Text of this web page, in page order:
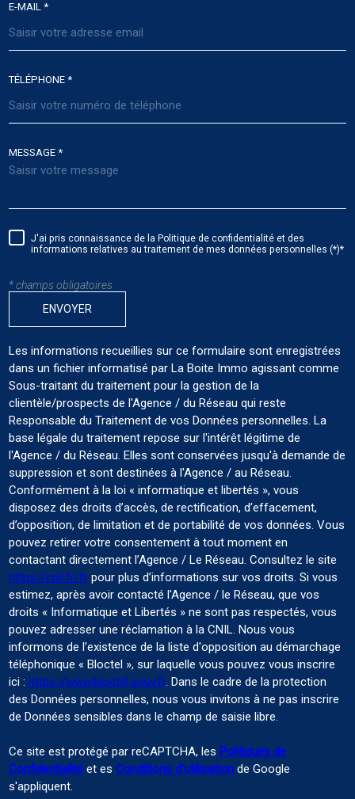
E-MAIL *
TÉLÉPHONE *
MESSAGE *
J'ai pris connaissance de la Politique de confidentialité et des
informations relatives au traitement de mes données personnelles (*)*
* champs obligatoires
ENVOYER
Les informations recueillies sur ce formulaire sont enregistrées
dans un fichier informatisé par La Boite Immo agissant comme
Sous-traitant du traitement pour la gestion de la
clientèle/prospects de l'Agence / du Réseau qui reste
Responsable du Traitement de vos Données personnelles. La
base légale du traitement repose sur l'intérêt légitime de
l'Agence / du Réseau. Elles sont conservées jusqu'à demande de
suppression et sont destinées à l'Agence / au Réseau.
Conformément à la loi « informatique et libertés », vous
disposez des droits d’accès, de rectification, d’effacement,
d’opposition, de limitation et de portabilité de vos données. Vous
pouvez retirer votre consentement à tout moment en
contactant directement l’Agence / Le Réseau. Consultez le site
https://cnil.fr/fr pour plus d’informations sur vos droits. Si vous
estimez, après avoir contacté l'Agence / le Réseau, que vos
droits « Informatique et Libertés » ne sont pas respectés, vous
pouvez adresser une réclamation à la CNIL. Nous vous
informons de l’existence de la liste d'opposition au démarchage
téléphonique « Bloctel », sur laquelle vous pouvez vous inscrire
ici : https://www.bloctel.gouv.fr. Dans le cadre de la protection
des Données personnelles, nous vous invitons à ne pas inscrire
de Données sensibles dans le champ de saisie libre.
Ce site est protégé par reCAPTCHA, les Politiques de
Confidentialité et es Conditions d'utilisation de Google
s'appliquent.